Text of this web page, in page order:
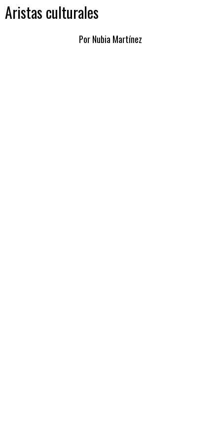
Aristas culturales
Por Nubia Martínez